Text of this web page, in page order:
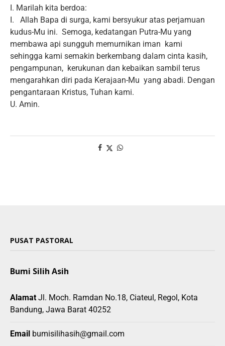
I. Marilah kita berdoa:
I. Allah Bapa di surga, kami bersyukur atas perjamuan
kudus-Mu ini. Semoga, kedatangan Putra-Mu yang
membawa api sungguh memurnikan iman kami
sehingga kami semakin berkembang dalam cinta kasih,
pengampunan, kerukunan dan kebaikan sambil terus
mengarahkan diri pada Kerajaan-Mu yang abadi. Dengan
pengantaraan Kristus, Tuhan kami.
U. Amin.
PUSAT PASTORAL
Bumi Silih Asih
Alamat Jl. Moch. Ramdan No.18, Ciateul, Regol, Kota
Bandung, Jawa Barat 40252
Email bumisilihasih@gmail.com